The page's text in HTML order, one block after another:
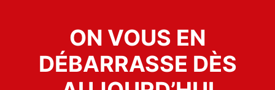
ON VOUS EN
DÉBARRASSE DÈS